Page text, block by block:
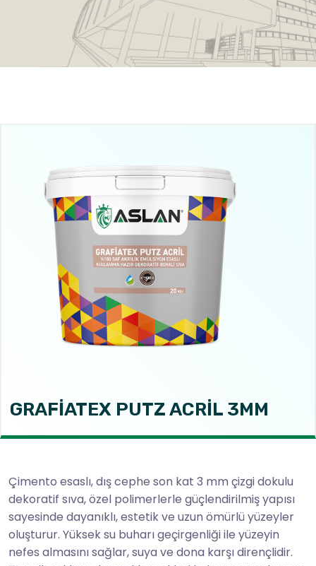
GRAFİATEX PUTZ ACRİL 3MM
Çimento esaslı, dış cephe son kat 3 mm çizgi dokulu
dekoratif sıva, özel polimerlerle güçlendirilmiş yapısı
sayesinde dayanıklı, estetik ve uzun ömürlü yüzeyler
oluşturur. Yüksek su buharı geçirgenliği ile yüzeyin
nefes almasını sağlar, suya ve dona karşı dirençlidir.